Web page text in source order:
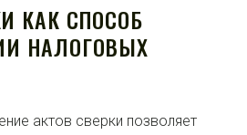
КАК СПОСОБ
НАЛОГОВЫХ
актов сверки позволяет